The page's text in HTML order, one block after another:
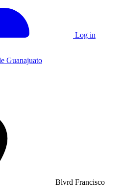
Log in
Guanajuato
Blvrd Francisco